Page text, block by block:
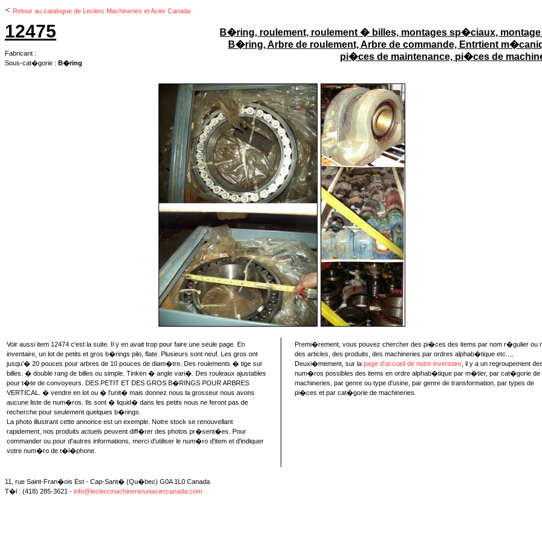
< Retour au catalogue de Leclerc Machineries et Acier Canada
12475
Fabricant :
Sous-cat�gorie : B�ring
B�ring, roulement, roulement � billes, montages sp�ciaux,
B�ring, Arbre de roulement, Arbre de commande, Entrtient
pi�ces de maintenance, pi�ces de
Voir aussi item 12474 c'est la suite. Il y en avait trop pour faire une seule page. En
inventaire, un lot de petits et gros b�rings pilo, flate. Plusieurs sont neuf. Les gros ont
jusqu'� 20 pouces pour arbres de 10 pouces de diam�tre. Des roulements � tige sur
billes. � double rang de billes ou simple. Tinken � angle vari�. Des rouleaux ajustables
pour t�te de convoyeurs. DES PETIT ET DES GROS B�RINGS POUR ARBRES
VERTICAL. � vendre en lot ou � l'unit� mais donnez nous la grosseur nous avons
aucune liste de num�ros. Ils sont � liquid� dans les petits nous ne feront pas de
recherche pour seulement quelques b�rings.
La photo illustrant cette annonce est un exemple. Notre stock se renouvellant
rapidement, nos produits actuels peuvent diff�rer des photos pr�sent�es. Pour
commander ou pour d'autres informations, merci d'utiliser le num�ro d'item et d'indiquer
votre num�ro de t�l�phone.
Premi�rement, vous pouvez chercher des pi�ces des items par nom r�gulier ou
des articles, des produits, des machineries par ordres alphab�tique etc...,
Deuxi�mement, sur la page d'accueil de notre inventaire , il y a un regroupement des
num�ros possibles des items en ordre alphab�tique par m�tier, par cat�gorie de
machineries, par genre ou type d'usine, par genre de transformation, par types de
pi�ces et par cat�gorie de machineries.
11, rue Saint-Fran�ois Est - Cap-Sant� (Qu�bec) G0A 1L0 Canada
T�l : (418) 285-3621 - info@leclercmachineriesetaciercanada.com